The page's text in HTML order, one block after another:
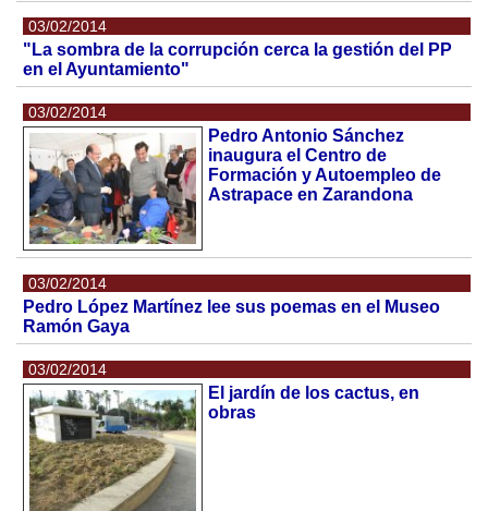
03/02/2014
"La sombra de la corrupción cerca la gestión del PP
en el Ayuntamiento"
03/02/2014
Pedro Antonio Sánchez
inaugura el Centro de
Formación y Autoempleo de
Astrapace en Zarandona
03/02/2014
Pedro López Martínez lee sus poemas en el Museo
Ramón Gaya
03/02/2014
El jardín de los cactus, en
obras